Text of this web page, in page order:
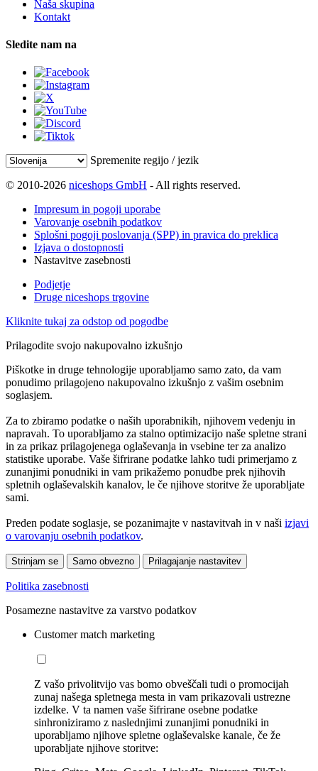
Naša skupina
Kontakt
Sledite nam na
Spremenite regijo / jezik
© 2010-2026 niceshops GmbH - All rights reserved.
Impresum in pogoji uporabe
Varovanje osebnih podatkov
Splošni pogoji poslovanja (SPP) in pravica do preklica
Izjava o dostopnosti
Nastavitve zasebnosti
Podjetje
Druge niceshops trgovine
Kliknite tukaj za odstop od pogodbe
Prilagodite svojo nakupovalno izkušnjo
Piškotke in druge tehnologije uporabljamo samo zato, da vam
ponudimo prilagojeno nakupovalno izkušnjo z vašim osebnim
soglasjem.
Za to zbiramo podatke o naših uporabnikih, njihovem vedenju in
napravah. To uporabljamo za stalno optimizacijo naše spletne strani
in za prikaz prilagojenega oglaševanja in vsebine ter za analizo
statistike uporabe. Vaše šifrirane podatke lahko tudi primerjamo z
zunanjimi ponudniki in vam prikažemo ponudbe prek njihovih
spletnih oglaševalskih kanalov, le če njihove storitve že uporabljate
sami.
Preden podate soglasje, se pozanimajte v nastavitvah in v naši izjavi
o varovanju osebnih podatkov.
Strinjam se Samo obvezno Prilagajanje nastavitev
Politika zasebnosti
Posamezne nastavitve za varstvo podatkov
Customer match marketing
Z vašo privolitvijo vas bomo obveščali tudi o promocijah
zunaj našega spletnega mesta in vam prikazovali ustrezne
izdelke. V ta namen vaše šifrirane osebne podatke
sinhroniziramo z naslednjimi zunanjimi ponudniki in
uporabljamo njihove spletne oglaševalske kanale, če že
uporabljate njihove storitve: